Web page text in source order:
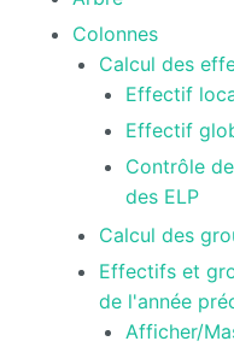
générale
d'Ametys
Saisir et
compléter
son offre
formation
dans
Ametys
Colonnes
Calcul des
Effectif
Effectif
Contrôle
des ELP
Calcul des
Effectifs et
de l'année
Afficher/